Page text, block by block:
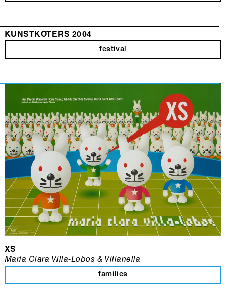
KUNSTKOTERS 2004
festival
XS
families
Maria Clara Villa-Lobos & Villanella